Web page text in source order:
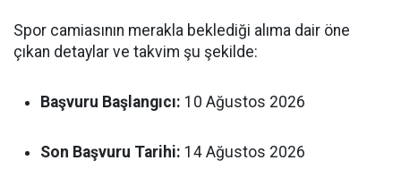
Spor camiasının merakla beklediği alıma dair öne
çıkan detaylar ve takvim şu şekilde:
Başvuru Başlangıcı: 10 Ağustos 2026
Son Başvuru Tarihi: 14 Ağustos 2026